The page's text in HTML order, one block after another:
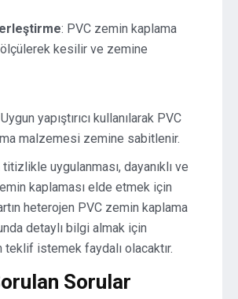
: PVC zemin kaplama
kesilir ve zemine
yapıştırıcı kullanılarak PVC
malzemesi zemine sabitlenir.
titizlikle uygulanması, dayanıklı ve
kaplaması elde etmek için
heterojen PVC zemin kaplama
detaylı bilgi almak için
teklif istemek faydalı olacaktır.
Sorular